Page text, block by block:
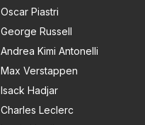
Oscar Piastri
George Russell
Andrea Kimi Antonelli
Max Verstappen
Isack Hadjar
Charles Leclerc